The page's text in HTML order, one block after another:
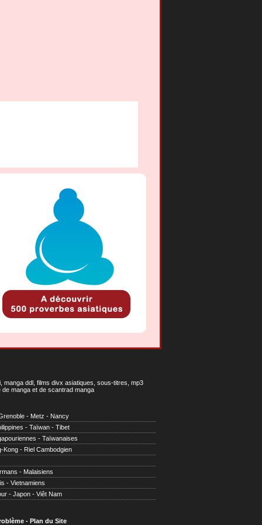
ddl, films divx asiatiques, sous-titres, mp3
manga et de scantrad manga
- Metz - Nancy
- Taïwan - Tibet
- Taïwanaises
Kong - Riel Cambodgien
- Malaisiens
- Vietnamiens
- Japon - Viêt Nam
- Plan du Site